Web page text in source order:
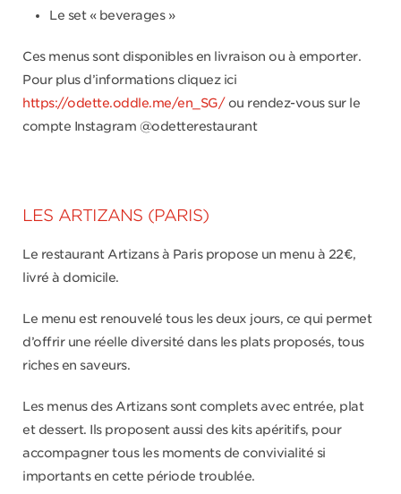
Le set « beverages »
Ces menus sont disponibles en livraison ou à emporter.
Pour plus d’informations cliquez ici
https://odette.oddle.me/en_SG/ ou rendez-vous sur le
compte Instagram @odetterestaurant
LES ARTIZANS (PARIS)
Le restaurant Artizans à Paris propose un menu à 22€,
livré à domicile.
Le menu est renouvelé tous les deux jours, ce qui permet
d’offrir une réelle diversité dans les plats proposés, tous
riches en saveurs.
Les menus des Artizans sont complets avec entrée, plat
et dessert. Ils proposent aussi des kits apéritifs, pour
accompagner tous les moments de convivialité si
importants en cette période troublée.